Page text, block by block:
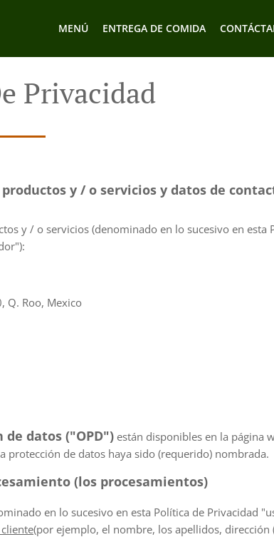
MENÚ ENTREGA DE COMIDA
Privacidad
y / o servicios y datos de
y / o servicios (denominado en lo sucesivo en esta
Q. Roo, Mexico
datos ("OPD") están disponibles en la página
protección de datos haya sido (requerido) nombrada.
(los procesamientos)
en lo sucesivo en esta Política de Privacidad
(por ejemplo, el nombre, los apellidos, dirección